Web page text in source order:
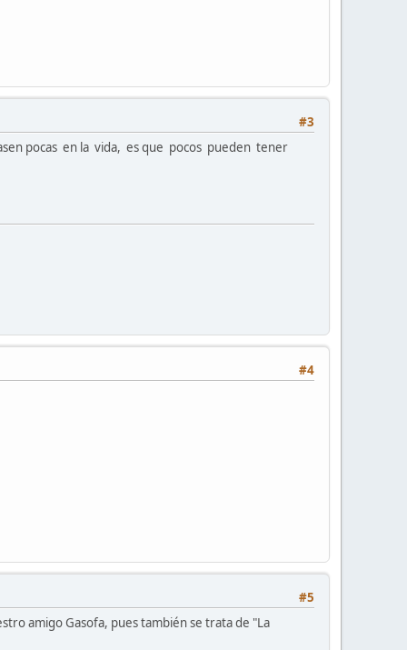
#3
pocas en la vida, es que pocos pueden tener
#4
#5
amigo Gasofa, pues también se trata de "La